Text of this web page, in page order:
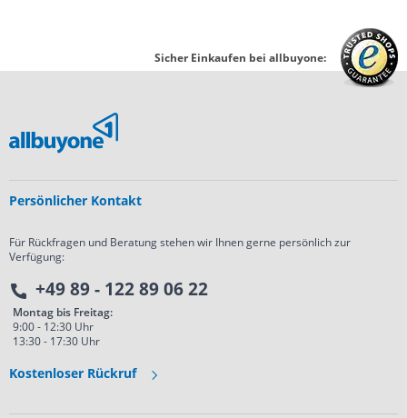
Sicher Einkaufen bei allbuyone:
Persönlicher Kontakt
Für Rückfragen und Beratung stehen wir Ihnen gerne persönlich zur
Verfügung:
+49 89 - 122 89 06 22
Montag bis Freitag:
9:00 - 12:30 Uhr
13:30 - 17:30 Uhr
Kostenloser Rückruf